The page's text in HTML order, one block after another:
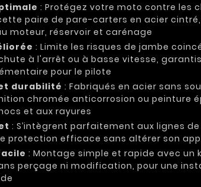
: Protégez votre moto contre les
paire de pare-carters en acier
moteur, réservoir et carénage
: Limite les risques de jambe
à l'arrêt ou à basse vitesse,
pour le pilote
durabilité : Fabriqués en acier sans
chromée anticorrosion ou peinture
et aux rayures
: S’intègrent parfaitement aux lignes
protection efficace sans altérer son
: Montage simple et rapide avec un
perçage ni modification, pour une